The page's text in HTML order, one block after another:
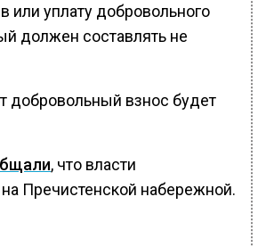
или уплату добровольного
должен составлять не
добровольный взнос будет
, что власти
Пречистенской набережной.